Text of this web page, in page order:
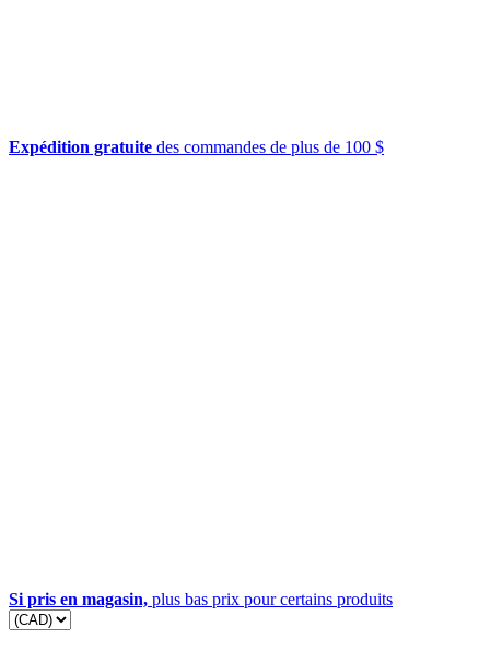
Expédition gratuite des commandes de plus de 100 $
Si pris en magasin, plus bas prix pour certains produits